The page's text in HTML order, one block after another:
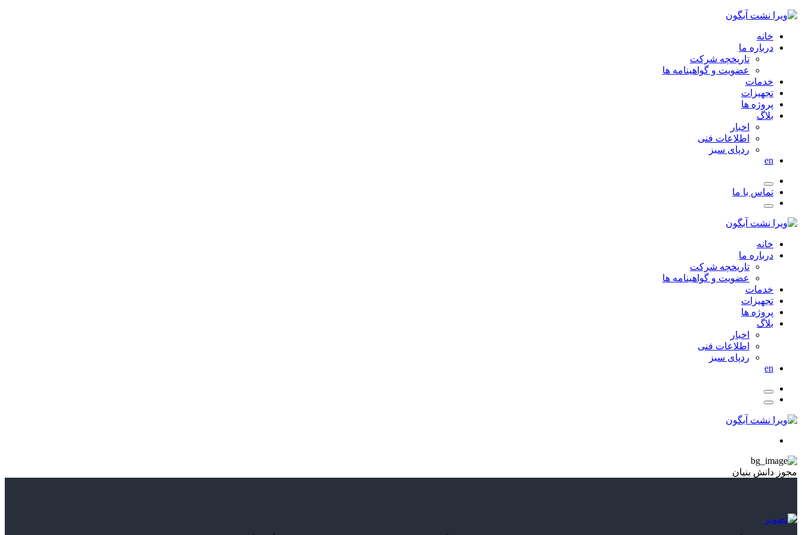
خانه
درباره ما
تاریخچه شرکت
عضویت و گواهینامه ها
خدمات
تجهیزات
پروژه ها
بلاگ
اخبار
اطلاعات فنی
ردپای سبز
en
تماس با ما
خانه
درباره ما
تاریخچه شرکت
عضویت و گواهینامه ها
خدمات
تجهیزات
پروژه ها
بلاگ
اخبار
اطلاعات فنی
ردپای سبز
en
مجوز دانش بنیان